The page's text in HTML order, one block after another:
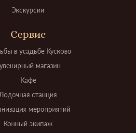
Экскурсии
Сервис
в усадьбе Кусково
магазин
Кафе
Лодочная станция
мероприятий
Конный экипаж